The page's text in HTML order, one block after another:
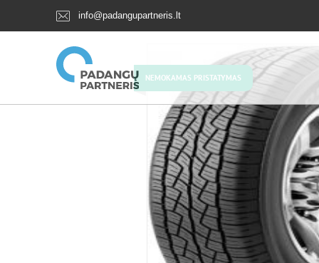
info@padangupartneris.lt
NEMOKAMAS PRISTATYMAS